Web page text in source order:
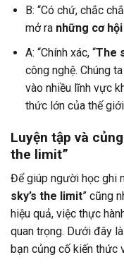
B: “Có chứ, chắc
mở ra những cơ
A: “Chính xác, “The
công nghệ. Chúng
vào nhiều lĩnh vực
thức lớn của thế
Luyện tập và
the limit”
Để giúp người học ghi
sky’s the limit” cũng
hiệu quả, việc thực
quan trọng. Dưới đây
bạn củng cố kiến thức